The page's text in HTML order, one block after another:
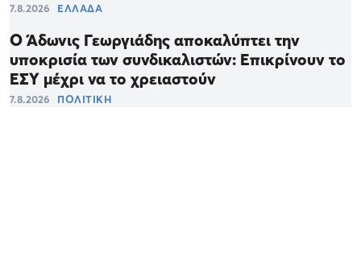
7.8.2026 ΕΛΛΑΔΑ
Ο Άδωνις Γεωργιάδης αποκαλύπτει την
υποκρισία των συνδικαλιστών: Επικρίνουν το
ΕΣΥ μέχρι να το χρειαστούν
7.8.2026 ΠΟΛΙΤΙΚΗ